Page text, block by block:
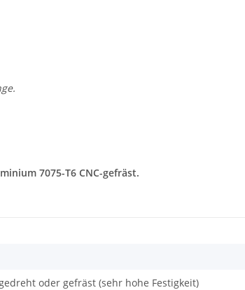
7075-T6 CNC-gefräst.
oder gefräst (sehr hohe Festigkeit)